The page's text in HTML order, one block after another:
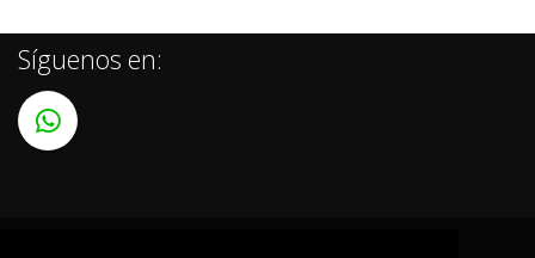
Síguenos en: